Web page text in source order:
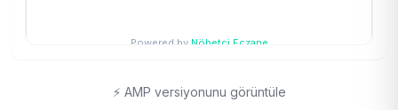
⚡ AMP versiyonunu görüntüle